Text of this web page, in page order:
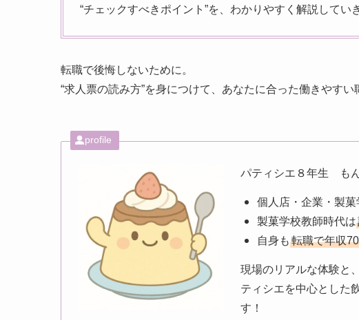
“チェックすべきポイント”を、わかりやすく解説してい
転職で後悔しないために。
“求人票の読み方”を身につけて、あなたに合った働きやすい
profile
パティシエ８年生 もん
個人店・企業・製
製菓学校教師時代は
自身も 転職で年収
現場のリアルな体験と
ティシエを中心とした
す！